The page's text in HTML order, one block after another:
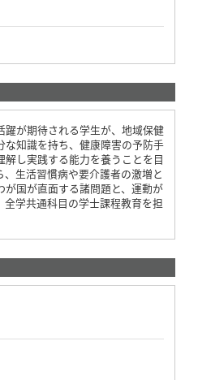
が期待される学生が、地域保健
な知識を持ち、健康障害の予防手
し実践する能力を養うことを目
生活習慣病や要介護者の激増と
が国が直面する諸問題と、運動が
学共通科目の学士課程教育を担